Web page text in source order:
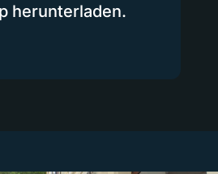
herunterladen.